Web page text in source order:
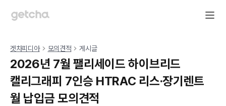
겟차피디아 모의견적 게시글
2026년 7월 팰리세이드 하이브리드
캘리그래피 7인승 HTRAC 리스·장기렌트
월 납입금 모의견적